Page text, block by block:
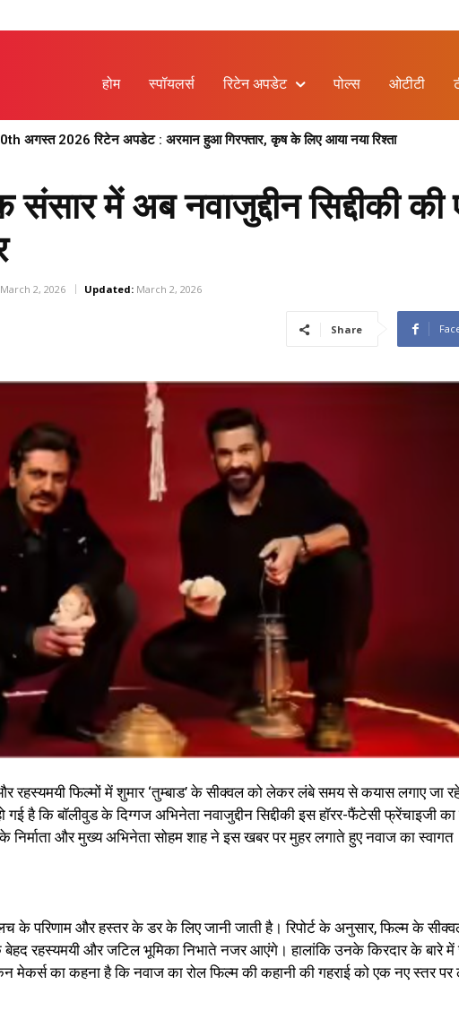
होम स्पॉयलर्स रिटेन अपडेट पोल्स ओटीटी
10th अगस्त 2026 रिटेन अपडेट : अरमान हुआ गिरफ्तार, कृष के लिए आया नया रिश्ता
में अब नवाजुद्दीन सिद्दीकी की
March 2, 2026 Updated: March 2, 2026
Share
रहस्यमयी फिल्मों में शुमार ‘तुम्बाड’ के सीक्वल को लेकर लंबे समय से कयास लगाए जा
है कि बॉलीवुड के दिग्गज अभिनेता नवाजुद्दीन सिद्दीकी इस हॉरर-फैंटेसी फ्रेंचाइजी का
निर्माता और मुख्य अभिनेता सोहम शाह ने इस खबर पर मुहर लगाते हुए नवाज का स्वागत
के परिणाम और हस्तर के डर के लिए जानी जाती है। रिपोर्ट के अनुसार, फिल्म के
एक बेहद रहस्यमयी और जटिल भूमिका निभाते नजर आएंगे। हालांकि उनके किरदार के बारे में
मेकर्स का कहना है कि नवाज का रोल फिल्म की कहानी की गहराई को एक नए स्तर पर